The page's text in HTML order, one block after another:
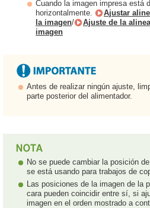
Cuando la imagen impresa está
horizontalmente.
Ajustar
la imagen/
Ajuste de la
imagen
Antes de realizar ningún ajuste,
parte posterior del alimentador.
No se puede cambiar la posición
se está usando para trabajos de
Las posiciones de la imagen de la
cara pueden coincidir entre sí, si
imagen en el orden mostrado a